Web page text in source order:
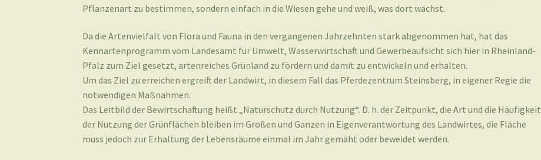
Pflanzenart zu bestimmen, sondern einfach in die Wiesen gehe und weiß, was dort wächst.
Da die Artenvielfalt von Flora und Fauna in den vergangenen Jahrzehnten stark abgenommen hat, hat das
Kennartenprogramm vom Landesamt für Umwelt, Wasserwirtschaft und Gewerbeaufsicht sich hier in Rheinland-
Pfalz zum Ziel gesetzt, artenreiches Grünland zu fördern und damit zu entwickeln und erhalten.
Um das Ziel zu erreichen ergreift der Landwirt, in diesem Fall das Pferdezentrum Steinsberg, in eigener Regie die
notwendigen Maßnahmen.
Das Leitbild der Bewirtschaftung heißt „Naturschutz durch Nutzung“. D. h. der Zeitpunkt, die Art und die Häufigkeit
der Nutzung der Grünflächen bleiben im Großen und Ganzen in Eigenverantwortung des Landwirtes, die Fläche
muss jedoch zur Erhaltung der Lebensräume einmal im Jahr gemäht oder beweidet werden.